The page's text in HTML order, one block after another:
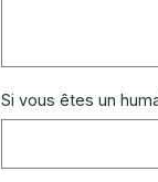
Si vous êtes un